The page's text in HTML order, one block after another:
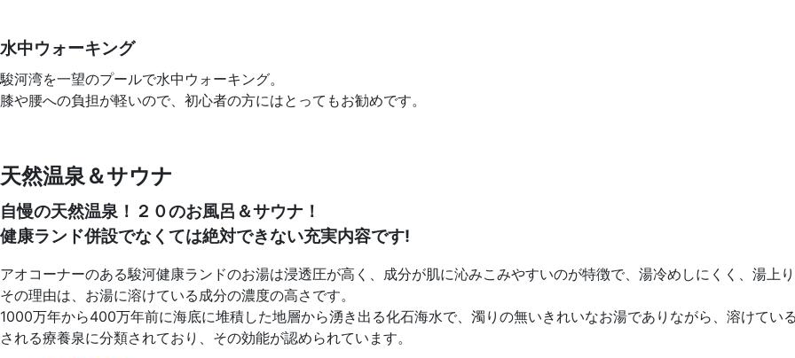
水中ウォーキング
駿河湾を一望のプールで水中ウォーキング。
膝や腰への負担が軽いので、初心者の方にはとってもお勧めです。
天然温泉＆サウナ
自慢の天然温泉！２０のお風呂＆サウナ！
健康ランド併設でなくては絶対できない充実内容です!
アオコーナーのある駿河健康ランドのお湯は浸透圧が高く、成分が肌に沁みこみやすいのが特徴で、湯冷めしにくく、湯上
その理由は、お湯に溶けている成分の濃度の高さです。
1000万年から400万年前に海底に堆積した地層から湧き出る化石海水で、濁りの無いきれいなお湯でありながら、溶けてい
される療養泉に分類されており、その効能が認められています。